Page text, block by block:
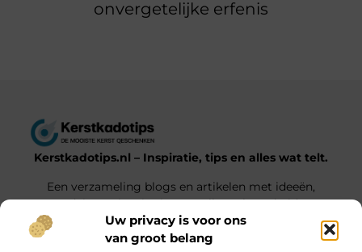
Uw privacy is voor ons
van groot belang
onvergetelijke erfenis
Kerstkadotips.nl – Inspiratie, tips en alles wat telt.
Een verzameling blogs en artikelen met ideeën,
advies en inspiratie voor elke gelegenheid.
Onze informatie